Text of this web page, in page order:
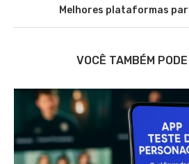
Melhores plataformas
VOCÊ TAMBÉM